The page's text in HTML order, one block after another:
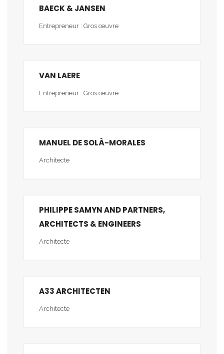
BAECK & JANSEN
Entrepreneur : Gros œuvre
VAN LAERE
Entrepreneur : Gros œuvre
MANUEL DE SOLÀ-MORALES
Architecte
PHILIPPE SAMYN AND PARTNERS,
ARCHITECTS & ENGINEERS
Architecte
A33 ARCHITECTEN
Architecte